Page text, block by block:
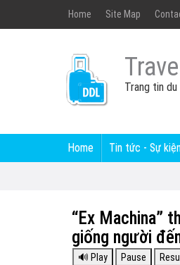
Home Site Map
Travel
Trang tin du
Home Tin tức - Sự
“Ex Machina”
giống người